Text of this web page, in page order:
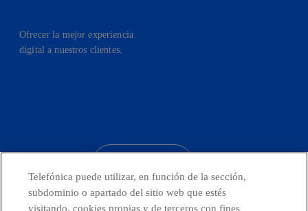
Ofrecer la mejor experiencia
digital a nuestros clientes.
Telefónica puede utilizar, en función de la sección,
subdominio o apartado del sitio web que estés
visitando, cookies propias y de terceros con fines